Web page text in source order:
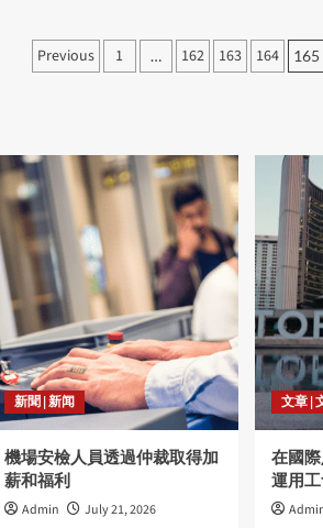
Posts
Previous 1 … 162 163 164 165
新聞 | 新闻
機場安檢人員透過仲裁取得加
薪和福利
Admin July 21, 2026
文章 |
在國
運用